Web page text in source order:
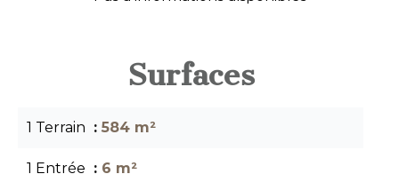
Surfaces
1 Terrain 584 m²
1 Entrée 6 m²